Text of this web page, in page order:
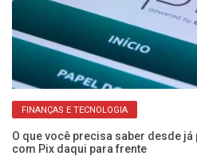
FINANÇAS E TECNOLOGIA
O que você precisa saber desde
com Pix daqui para frente